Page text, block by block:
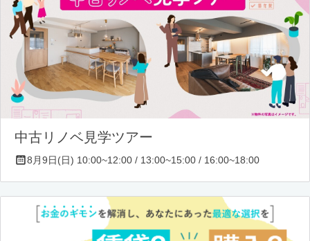
中古リノベ見学ツアー
8月9日(日) 10:00~12:00 / 13:00~15:00 / 16:00~18:00